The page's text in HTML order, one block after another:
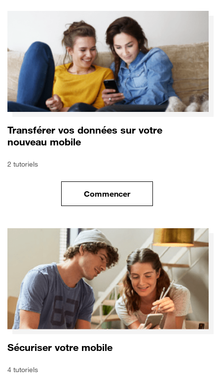
Transférer vos données sur votre
nouveau mobile
2 tutoriels
Commencerle tuto pour Transférer vos
Sécuriser votre mobile
4 tutoriels